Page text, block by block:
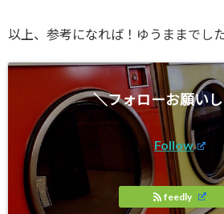
以上、参考になれば！ゆうままでした
＼フォローお願い
Follow
feedly